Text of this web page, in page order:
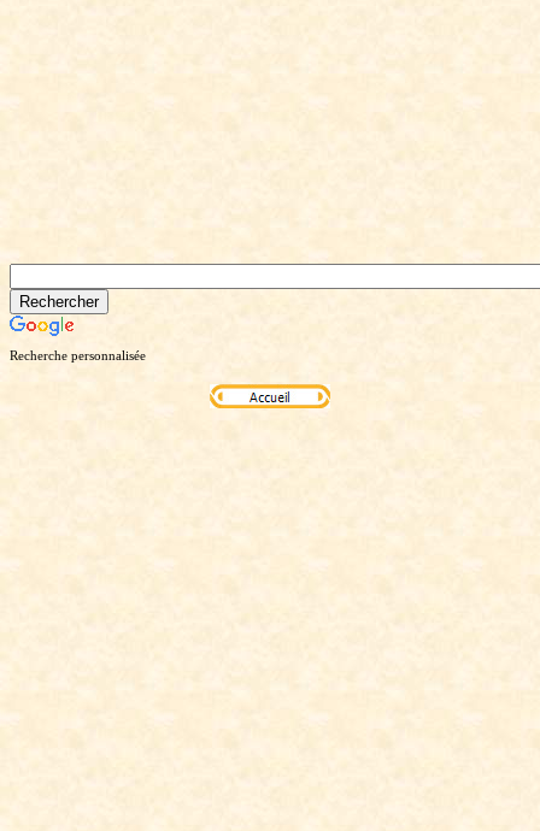
Recherche personnalisée